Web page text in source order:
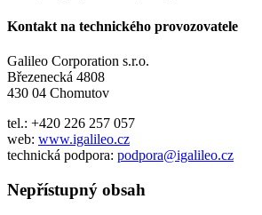
Kontakt na technického provozovatele
Galileo Corporation s.r.o.
Březenecká 4808
430 04 Chomutov
tel.: +420 226 257 057
web: www.igalileo.cz
technická podpora: podpora@igalileo.cz
Nepřístupný obsah